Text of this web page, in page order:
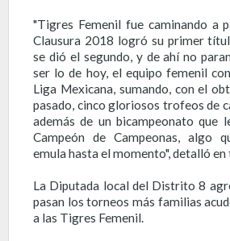
"Tigres Femenil fue caminando a
Clausura 2018 logró su primer
se dió el segundo, y de ahí no
ser lo de hoy, el equipo femenil
Liga Mexicana, sumando, con el
pasado, cinco gloriosos trofeos de
además de un bicampeonato que
Campeón de Campeonas, algo
emula hasta el momento", detalló en
La Diputada local del Distrito 8
pasan los torneos más familias
a las Tigres Femenil.